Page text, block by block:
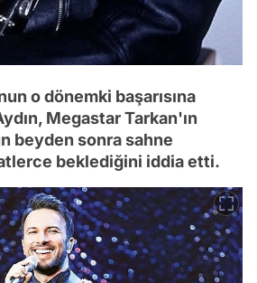
o dönemki başarısına
Megastar Tarkan'ın
beyden sonra sahne
beklediğini iddia etti.